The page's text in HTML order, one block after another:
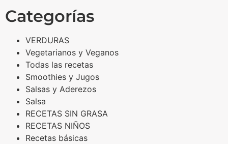
Categorías
VERDURAS
Vegetarianos y Veganos
Todas las recetas
Smoothies y Jugos
Salsas y Aderezos
Salsa
RECETAS SIN GRASA
RECETAS NIÑOS
Recetas básicas